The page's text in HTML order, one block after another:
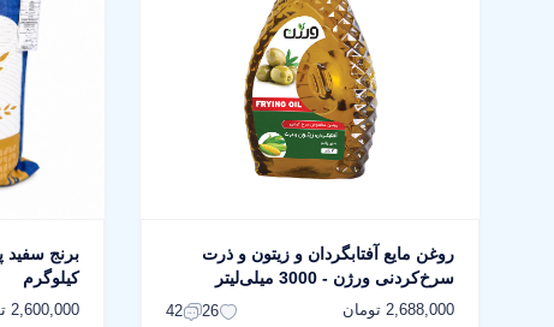
روغن مایع آفتابگردان و زیتون و ذرت
سرخ‌کردنی ورژن - 3000 میلی‌لیتر
2,688,000 تومان 26
42
کیلوگرم
2,600,000 تومان